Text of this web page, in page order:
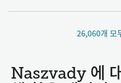
26,060개 모
Naszvady 에 대